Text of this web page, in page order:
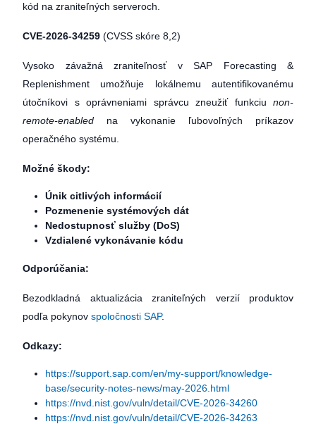
kód na zraniteľných serveroch.
CVE-2026-34259 (CVSS skóre 8,2)
Vysoko závažná zraniteľnosť v SAP Forecasting &
Replenishment umožňuje lokálnemu autentifikovanému
útočníkovi s oprávneniami správcu zneužiť funkciu non-
remote-enabled na vykonanie ľubovoľných príkazov
operačného systému.
Možné škody:
Únik citlivých informácií
Pozmenenie systémových dát
Nedostupnosť služby (DoS)
Vzdialené vykonávanie kódu
Odporúčania:
Bezodkladná aktualizácia zraniteľných verzií produktov
podľa pokynov spoločnosti SAP.
Odkazy:
https://support.sap.com/en/my-support/knowledge-
base/security-notes-news/may-2026.html
https://nvd.nist.gov/vuln/detail/CVE-2026-34260
https://nvd.nist.gov/vuln/detail/CVE-2026-34263